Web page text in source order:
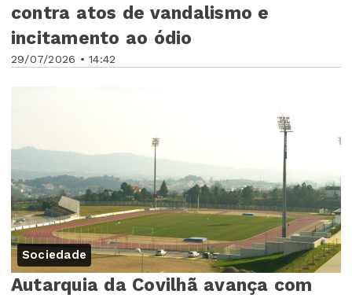
29/07/2026 • 14:42
contra atos de vandalismo e
incitamento ao ódio
Sociedade
Autarquia da Covilhã avança com